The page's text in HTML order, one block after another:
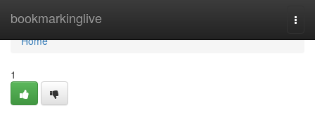
bookmarkinglive
Home
Home
1